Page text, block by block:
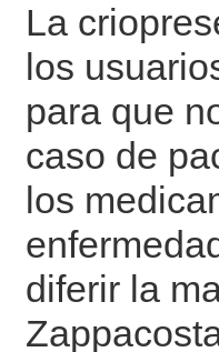
La
los
para que
caso de
los
diferir la